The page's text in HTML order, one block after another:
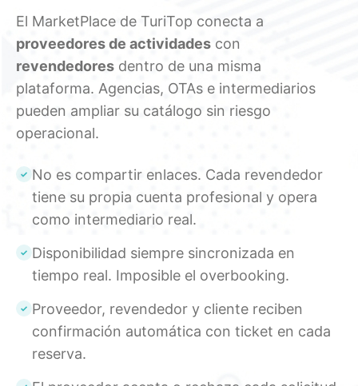
El MarketPlace de TuriTop conecta a
proveedores de actividades con
revendedores dentro de una misma
plataforma. Agencias, OTAs e intermediarios
pueden ampliar su catálogo sin riesgo
operacional.
No es compartir enlaces. Cada revendedor
tiene su propia cuenta profesional y opera
como intermediario real.
Disponibilidad siempre sincronizada en
tiempo real. Imposible el overbooking.
Proveedor, revendedor y cliente reciben
confirmación automática con ticket en cada
reserva.